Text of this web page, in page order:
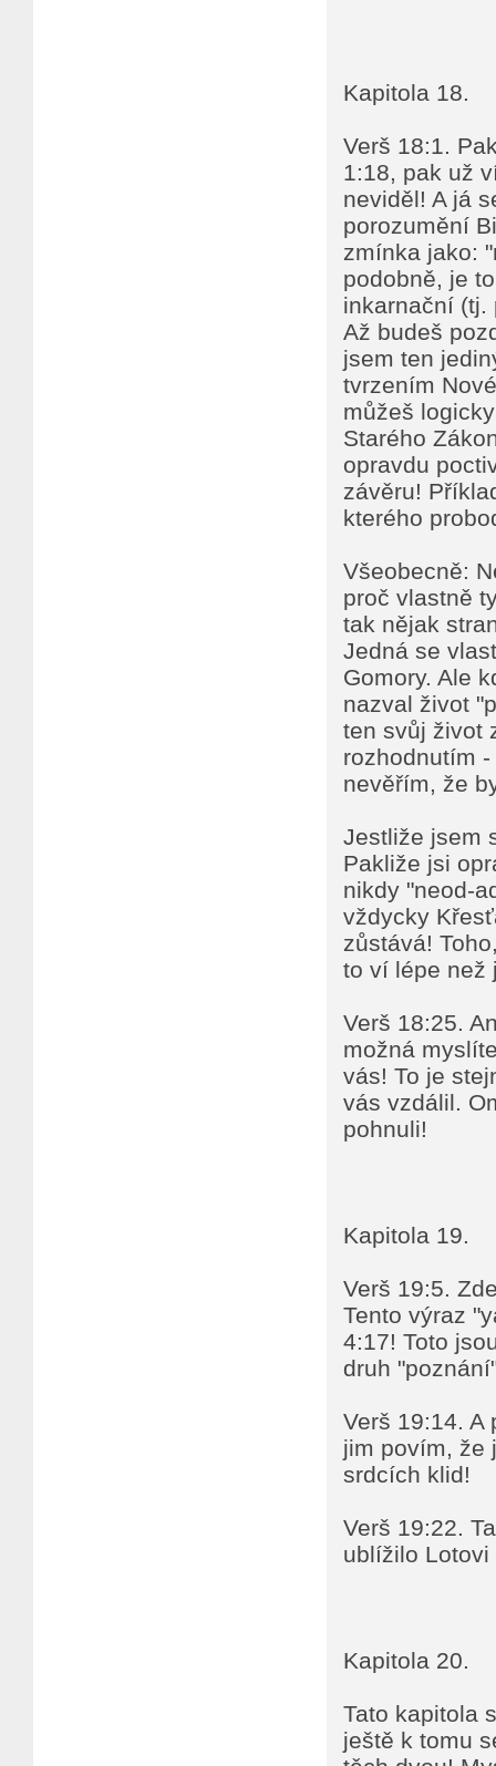
Kapitola 18.
Verš 18:1.
1:18, pak už
neviděl! A já
porozumění
zmínka jako:
podobně, je
inkarnační (tj.
Až budeš
jsem ten
tvrzením
můžeš
Starého
opravdu
závěru!
kterého
Všeobecně:
proč vlastně
tak nějak
Jedná se
Gomory. Ale
nazval život
ten svůj život
rozhodnutím
nevěřím, že
Jestliže jsem
Pakliže jsi
nikdy "neod-
vždycky
zůstává!
to ví lépe než
Verš 18:25.
možná
vás! To je
vás vzdálil.
pohnuli!
Kapitola 19.
Verš 19:5.
Tento výraz
4:17! Toto
druh
Verš 19:14.
jim povím, že
srdcích klid!
Verš 19:22.
ublížilo
Kapitola 20.
Tato kapitola
ještě k tomu